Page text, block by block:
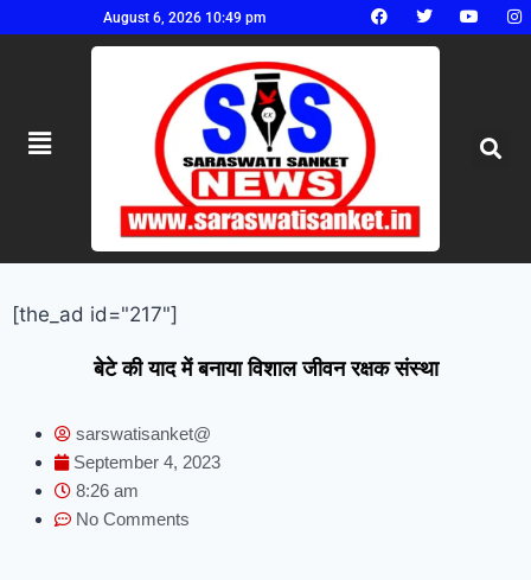
August 6, 2026 10:49 pm
[the_ad id="217"]
बेटे की याद में बनाया विशाल जीवन रक्षक संस्था
sarswatisanket@
September 4, 2023
8:26 am
No Comments